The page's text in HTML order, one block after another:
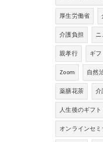
厚生労働省
介護負担
親孝行
ギフ
Zoom
自然
薬膳花茶
人生後のギフト
オンラインセ